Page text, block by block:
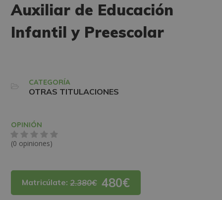
Auxiliar de Educación
Infantil y Preescolar
CATEGORÍA
OTRAS TITULACIONES
OPINIÓN
(0 opiniones)
Matricúlate:2.380€ 480€